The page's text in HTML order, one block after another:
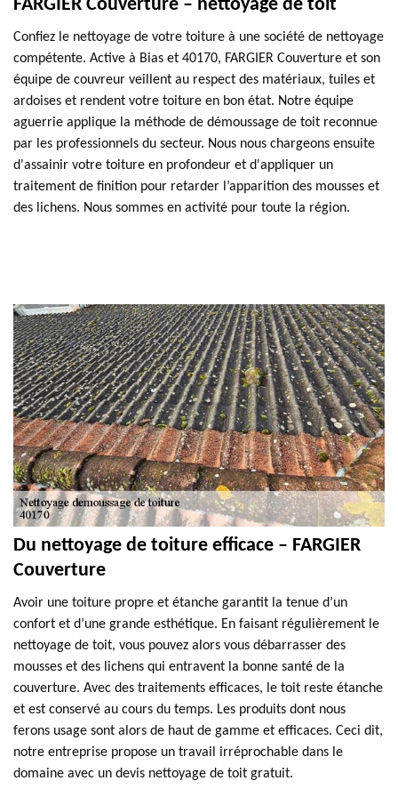
FARGIER Couverture – nettoyage de toit
Confiez le nettoyage de votre toiture à une société de nettoyage
compétente. Active à Bias et 40170, FARGIER Couverture et son
équipe de couvreur veillent au respect des matériaux, tuiles et
ardoises et rendent votre toiture en bon état. Notre équipe
aguerrie applique la méthode de démoussage de toit reconnue
par les professionnels du secteur. Nous nous chargeons ensuite
d'assainir votre toiture en profondeur et d'appliquer un
traitement de finition pour retarder l’apparition des mousses et
des lichens. Nous sommes en activité pour toute la région.
Du nettoyage de toiture efficace – FARGIER
Couverture
Avoir une toiture propre et étanche garantit la tenue d’un
confort et d’une grande esthétique. En faisant régulièrement le
nettoyage de toit, vous pouvez alors vous débarrasser des
mousses et des lichens qui entravent la bonne santé de la
couverture. Avec des traitements efficaces, le toit reste étanche
et est conservé au cours du temps. Les produits dont nous
ferons usage sont alors de haut de gamme et efficaces. Ceci dit,
notre entreprise propose un travail irréprochable dans le
domaine avec un devis nettoyage de toit gratuit.